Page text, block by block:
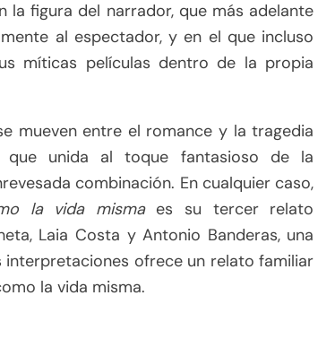
la figura del narrador, que más adelante
al espectador, y en el que incluso
míticas películas dentro de la propia
mueven entre el romance y la tragedia
unida al toque fantasioso de la
combinación. En cualquier caso,
la vida mismaes su tercer relato
Laia Costa y Antonio Banderas, una
ofrece un relato familiar
la vida misma.